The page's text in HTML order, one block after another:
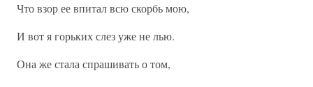
Что взор ее впитал всю скорбь мою,
И вот я горьких слез уже не лью.
Она же стала спрашивать о том,